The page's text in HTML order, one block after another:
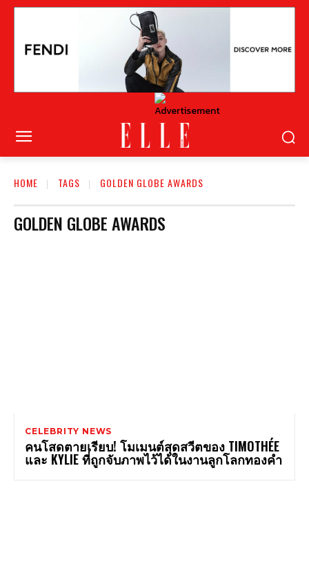
HOME TAGS GOLDEN GLOBE AWARDS
GOLDEN GLOBE AWARDS
CELEBRITY NEWS
คนโสดตายเรียบ! โมเมนต์สุดสวีตของ TIMOTHÉE
และ KYLIE ที่ถูกจับภาพไว้ได้ในงานลูกโลกทองคำ